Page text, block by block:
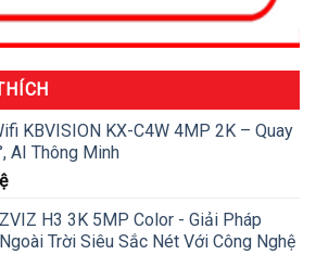
KBVISION KX-C4W 4MP 2K – Quay
AI Thông Minh
H3 3K 5MP Color - Giải Pháp
Trời Siêu Sắc Nét Với Công Nghệ